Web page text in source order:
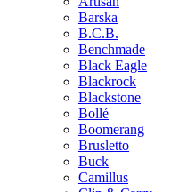
Barska
B.C.B.
Benchmade
Black Eagle
Blackrock
Blackstone
Bollé
Boomerang
Brusletto
Buck
Camillus